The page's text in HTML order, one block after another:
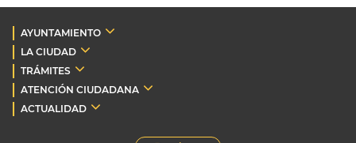
AYUNTAMIENTO
LA CIUDAD
TRÁMITES
ATENCIÓN CIUDADANA
ACTUALIDAD